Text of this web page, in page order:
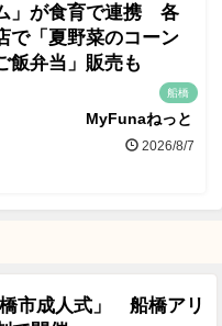
」が食育で連携 各
で「夏野菜のコーン
飯弁当」販売も
船橋
MyFunaねっと
2026/8/7
橋市成人式」 船橋アリ